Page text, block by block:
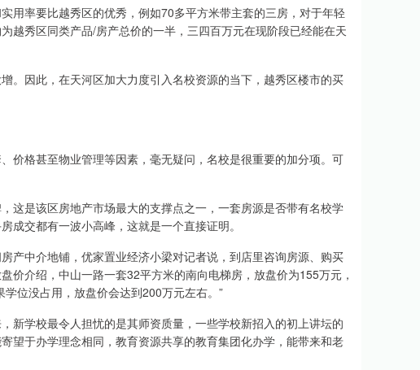
用率要比越秀区的优秀，例如70多平方米带主套的三房，对于年轻
越秀区同类产品/房产总价的一半，三四百万元在现阶段已经能在天
。因此，在天河区加大力度引入名校资源的当下，越秀区楼市的买
价格甚至物业管理等因素，毫无疑问，名校是很重要的加分项。可
这是该区房地产市场最大的支撑点之一，一套房源是否带有名校学
成交都有一波小高峰，这就是一个直接证明。
产中介地铺，优家置业经济小梁对记者说，到店里咨询房源、购买
价介绍，中山一路一套32平方米的南向电梯房，放盘价为155万元，
位没占用，放盘价会达到200万元左右。”
新学校最令人担忧的是其师资质量，一些学校新招入的初上讲坛的
望于办学理念相同，教育资源共享的教育集团化办学，能带来和老